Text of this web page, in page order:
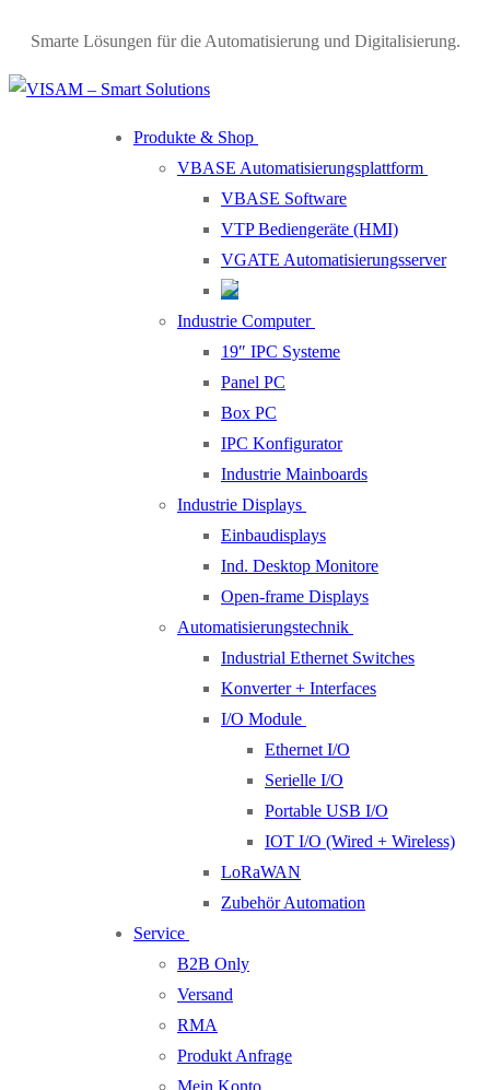
Smarte Lösungen für die Automatisierung und Digitalisierung.
Produkte & Shop
VBASE Automatisierungsplattform
VBASE Software
VTP Bediengeräte (HMI)
VGATE Automatisierungsserver
Industrie Computer
19″ IPC Systeme
Panel PC
Box PC
IPC Konfigurator
Industrie Mainboards
Industrie Displays
Einbaudisplays
Ind. Desktop Monitore
Open-frame Displays
Automatisierungstechnik
Industrial Ethernet Switches
Konverter + Interfaces
I/O Module
Ethernet I/O
Serielle I/O
Portable USB I/O
IOT I/O (Wired + Wireless)
LoRaWAN
Zubehör Automation
Service
B2B Only
Versand
RMA
Produkt Anfrage
Mein Konto